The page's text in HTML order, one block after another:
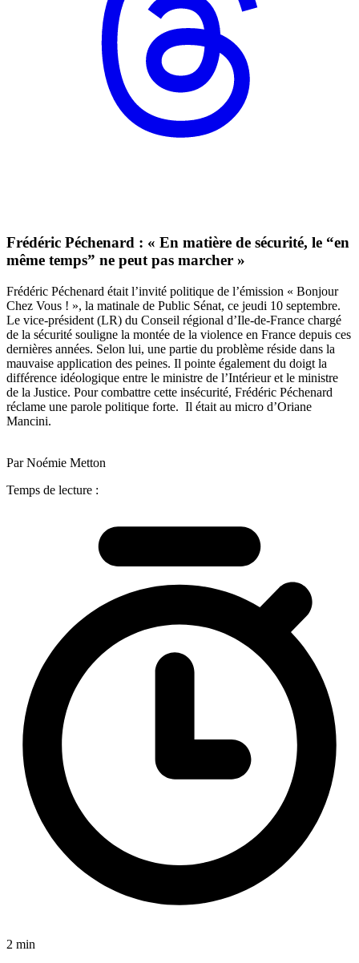
Frédéric Péchenard : « En matière de sécurité, le “en
même temps” ne peut pas marcher »
Frédéric Péchenard était l’invité politique de l’émission « Bonjour
Chez Vous ! », la matinale de Public Sénat, ce jeudi 10 septembre.
Le vice-président (LR) du Conseil régional d’Ile-de-France chargé
de la sécurité souligne la montée de la violence en France depuis ces
dernières années. Selon lui, une partie du problème réside dans la
mauvaise application des peines. Il pointe également du doigt la
différence idéologique entre le ministre de l’Intérieur et le ministre
de la Justice. Pour combattre cette insécurité, Frédéric Péchenard
réclame une parole politique forte. Il était au micro d’Oriane
Mancini.
Par Noémie Metton
Temps de lecture :
2 min